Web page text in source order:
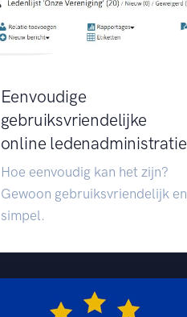
Eenvoudige
gebruiksvriendelijke
online ledenadministratie
Hoe eenvoudig kan het zijn?
Gewoon gebruiksvriendelijk en
simpel.